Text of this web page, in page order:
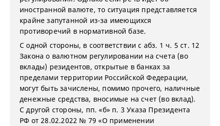
иностранной валюте, то ситуация представляется
крайне запутанной из-за имеющихся
противоречий в нормативной базе.
С одной стороны, в соответствии с абз. 1 ч. 5 ст. 12
Закона о валютном регулировании на счета (во
вклады) резидентов, открытые в банках за
пределами территории Российской Федерации,
могут быть зачислены, помимо прочего, наличные
денежные средства, вносимые на счет (во вклад).
С другой стороны, пп. «б» п. 3 Указа Президента
РФ от 28.02.2022 № 79 «О применении